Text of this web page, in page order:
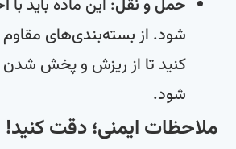
حمل و نقل: این ماده باید با
شود. از بسته‌بندی‌های مقاوم
کنید تا از ریزش و پخش شدن
شود.
ملاحظات ایمنی؛ دقت کنید!